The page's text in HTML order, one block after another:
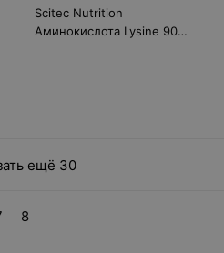
Scitec Nutrition
Аминокислота Lysine 90
ещё 30
8